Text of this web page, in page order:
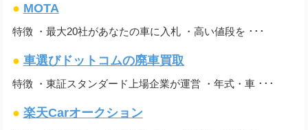
● MOTA
特徴 ・最大20社があなたの車に入札 ・高い値段を ･･･
● 車選びドットコムの廃車買取
特徴 ・東証スタンダード上場企業が運営 ・年式・車 ･･･
● 楽天Carオークション